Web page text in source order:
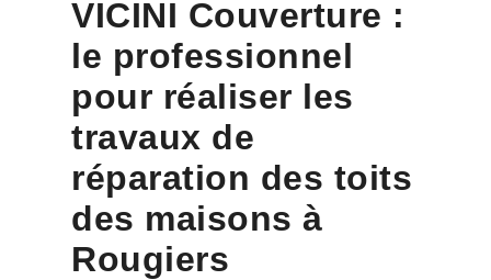
VICINI Couverture :
le professionnel
pour réaliser les
travaux de
réparation des toits
des maisons à
Rougiers